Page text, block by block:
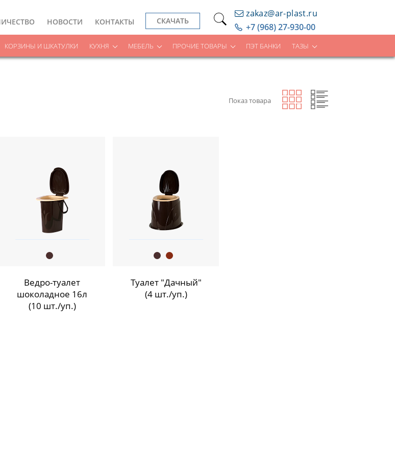
НОВОСТИ КОНТАКТЫ СКАЧАТЬ
zakaz@ar-plast.ru
+7 (968) 27-930-00
КОРЗИНЫ И ШКАТУЛКИ КУХНЯ МЕБЕЛЬ ПРОЧИЕ ТОВАРЫ ПЭТ БАНКИ ТАЗЫ
Показ товара
Ведро-туалет
шоколадное 16л
(10 шт./уп.)
Туалет "Дачный"
(4 шт./уп.)